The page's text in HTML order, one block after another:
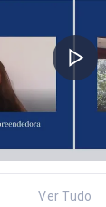
Ver Tudo